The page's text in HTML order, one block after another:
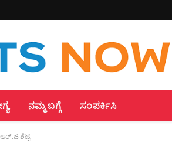
ನಮ್ಮ ಬಗ್ಗೆ ಸಂಪರ್ಕಿಸಿ
ಆರ್.ಜಿ ಶೆಟ್ಟಿ